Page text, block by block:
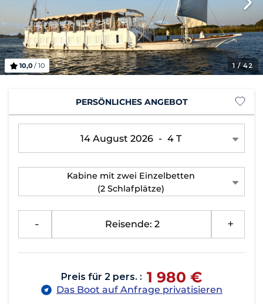
1/ 42
10,0/ 10
PERSÖNLICHES ANGEBOT
14 August 2026 - 4 T
Kabine mit zwei Einzelbetten
(2 Schlafplätze)
Reisende: 2
Preis für 2 pers. : 1 980 €
Das Boot auf Anfrage privatisieren